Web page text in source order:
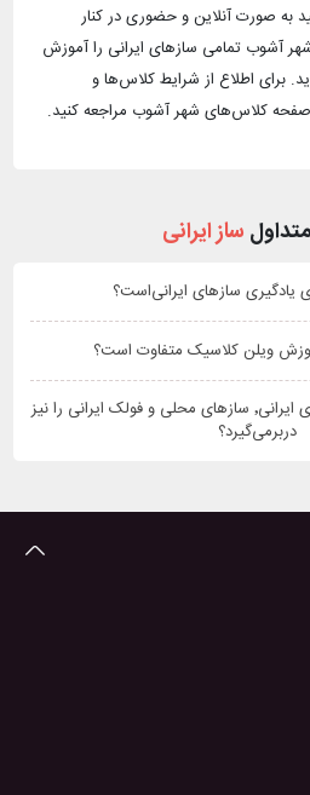
به صورت آنلاین و حضوری در کنار
آشوب تمامی سازهای ایرانی را آموزش
برای اطلاع از شرایط کلاس‌ها و
کلاس‌های شهر آشوب مراجعه کنید.
ساز ایرانی
یادگیری سازهای ایرانی‌است؟
ویلن کلاسیک متفاوت است؟
آیا دپارتمان موسیقی سازهای ایرانی٬ سازهای محلی و فولک ایرانی را نیز
دربرمی‌گیرد؟